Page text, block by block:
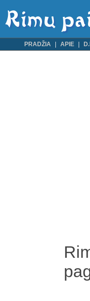
PRADŽIA APIE